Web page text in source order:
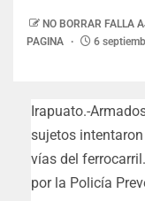
NO BORRAR FALLA
PAGINA
6
Irapuato.-
sujetos
vías del
por la Policía